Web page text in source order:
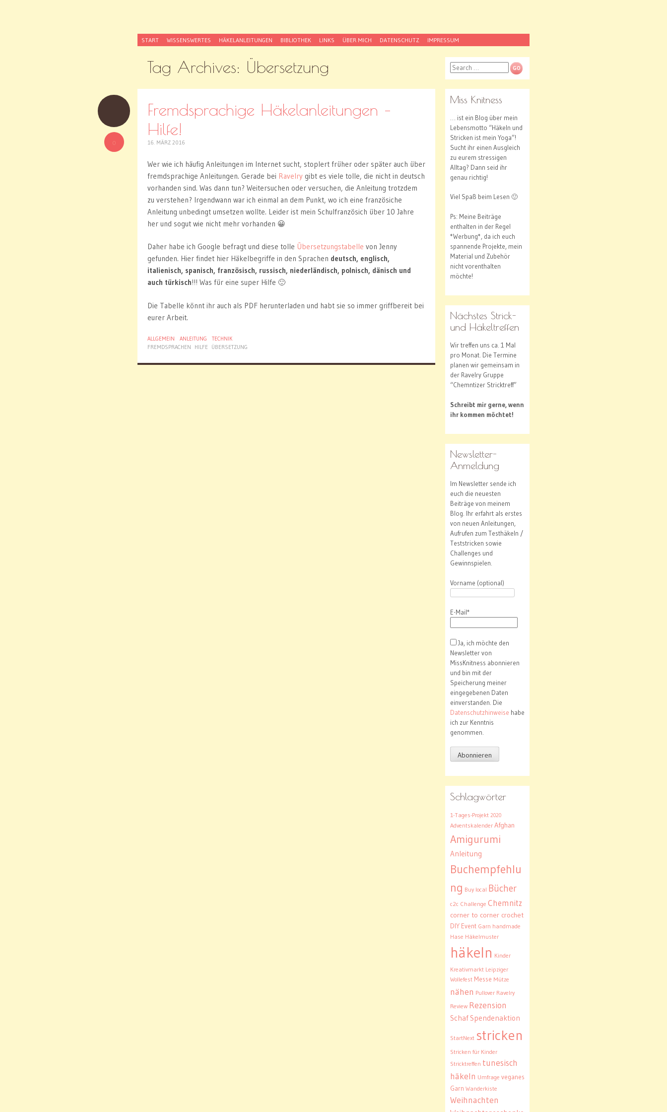
MissKnitness
Kaufst du noch oder strickst du schon?
SKIP
TO
START WISSENSWERTES HÄKELANLEITUNGEN BIBLIOTHEK LINKS ÜBER MICH DATENSCHUTZ IMPRESSUM
Tag Archives: Übersetzung
0
Fremdsprachige Häkelanleitungen –
Hilfe!
16. MÄRZ 2016
Wer wie ich häufig Anleitungen im Internet sucht, stoplert früher oder später auch über
fremdsprachige Anleitungen. Gerade bei Ravelry gibt es viele tolle, die nicht in deutsch
vorhanden sind. Was dann tun? Weitersuchen oder versuchen, die Anleitung trotzdem
zu verstehen? Irgendwann war ich einmal an dem Punkt, wo ich eine französiche
Anleitung unbedingt umsetzen wollte. Leider ist mein Schulfranzösich über 10 Jahre
her und sogut wie nicht mehr vorhanden 😀
Daher habe ich Google befragt und diese tolle Übersetzungstabelle von Jenny
gefunden. Hier findet hier Häkelbegriffe in den Sprachen deutsch, englisch,
italienisch, spanisch, französisch, russisch, niederländisch, polnisch, dänisch und
auch türkisch!!! Was für eine super Hilfe 🙂
Die Tabelle könnt ihr auch als PDF herunterladen und habt sie so immer griffbereit bei
eurer Arbeit.
ALLGEMEIN ANLEITUNG
TECHNIK
FREMDSPRACHEN
HILFE ÜBERSETZUNG
Search
Miss Knitness
… ist ein Blog über mein
Lebensmotto “Häkeln und
Stricken ist mein Yoga”!
Sucht ihr einen Ausgleich
zu eurem stressigen
Alltag? Dann seid ihr
genau richtig!
Viel Spaß beim Lesen 🙂
Ps: Meine Beiträge
enthalten in der Regel
*Werbung*, da ich euch
spannende Projekte, mein
Material und Zubehör
nicht vorenthalten
möchte!
Nächstes Strick-
und Häkeltreffen
Wir treffen uns ca. 1 Mal
pro Monat. Die Termine
planen wir gemeinsam in
der Ravelry Gruppe
“Chemntizer Stricktreff”
Schreibt mir gerne, wenn
ihr kommen möchtet!
Newsletter-
Anmeldung
Im Newsletter sende ich
euch die neuesten
Beiträge von meinem
Blog. Ihr erfahrt als erstes
von neuen Anleitungen,
Aufrufen zum Testhäkeln /
Teststricken sowie
Challenges und
Gewinnspielen.
Vorname (optional)
E-Mail*
Ja, ich möchte den
Newsletter von
MissKnitness abonnieren
und bin mit der
Speicherung meiner
eingegebenen Daten
einverstanden. Die
Datenschutzhinweise habe
ich zur Kenntnis
genommen.
Schlagwörter
1-Tages-Projekt 2020
Adventskalender Afghan
Amigurumi
Anleitung
Buchempfehlu
ng Buy local Bücher
c2c Challenge Chemnitz
corner to corner crochet
DIY Event Garn handmade
Hase Häkelmuster
häkeln Kinder
Kreativmarkt Leipziger
Wollefest Messe Mütze
nähen Pullover Ravelry
Review Rezension
Schaf Spendenaktion
StartNext stricken
Stricken für Kinder
Stricktreffen tunesisch
häkeln Umfrage veganes
Garn Wanderkiste
Weihnachten